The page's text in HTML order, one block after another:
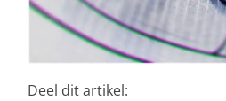
Deel dit artikel: